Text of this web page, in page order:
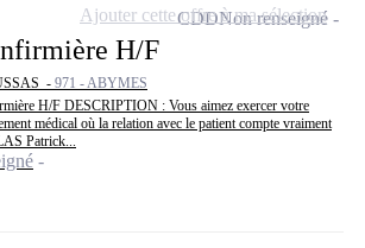
H/F
- 971 - ABYMES
H/F DESCRIPTION : Vous aimez exercer votre
médical où la relation avec le patient compte vraiment
Patrick...
CDDNon renseigné
Ajouter cette offre à ma sélection